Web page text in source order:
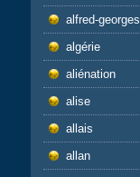
alfred-georges
algérie
aliénation
alise
allais
allan